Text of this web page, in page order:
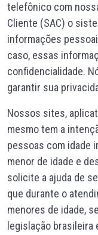
telefônico com
Cliente (SAC) o
informações
caso, essas
confidencialidade.
garantir sua
Nossos sites,
mesmo tem a
pessoas com idade
menor de idade e
solicite a ajuda de
que durante o
menores de idade,
legislação brasileira